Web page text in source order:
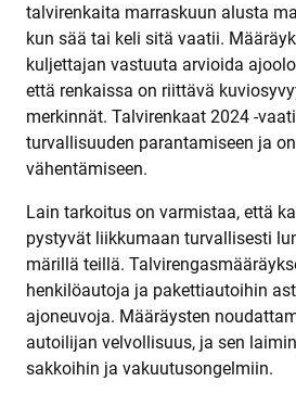
talvirenkaita marraskuun alusta
kun sää tai keli sitä vaatii.
kuljettajan vastuuta arvioida
että renkaissa on riittävä
merkinnät. Talvirenkaat 2024 -
turvallisuuden parantamiseen ja
vähentämiseen.
Lain tarkoitus on varmistaa, että
pystyvät liikkumaan turvallisesti
märillä teillä.
henkilöautoja ja pakettiautoihin
ajoneuvoja. Määräysten
autoilijan velvollisuus, ja sen
sakkoihin ja vakuutusongelmiin.